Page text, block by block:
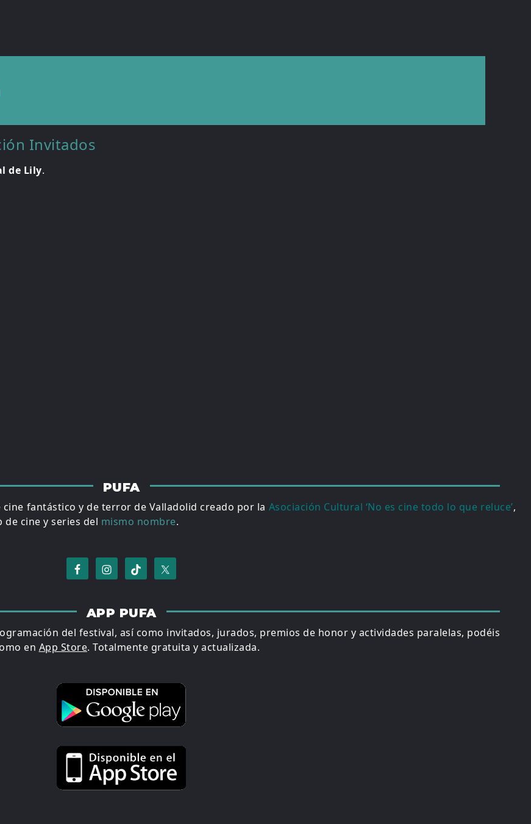
Invitados
de Lily.
PUFA
fantástico y de terror de Valladolid creado por la Asociación Cultural ‘No es cine todo lo que reluce’,
cine y series del mismo nombre.
APP PUFA
del festival, así como invitados, jurados, premios de honor y actividades paralelas, podéis
en App Store. Totalmente gratuita y actualizada.